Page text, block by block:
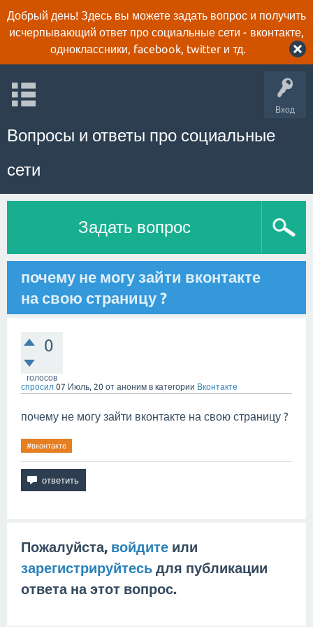
Добрый день! Здесь вы можете задать вопрос и получить
исчерпывающий ответ про социальные сети - вконтакте,
одноклассники, facebook, twitter и тд.
Вход
Вопросы и ответы про социальные
сети
Задать вопрос
почему не могу зайти вконтакте
на свою страницу ?
0
голосов
спросил 07 Июль, 20 от аноним в категории Вконтакте
почему не могу зайти вконтакте на свою страницу ?
#вконтакте
Пожалуйста, войдите или
зарегистрируйтесь для публикации
ответа на этот вопрос.